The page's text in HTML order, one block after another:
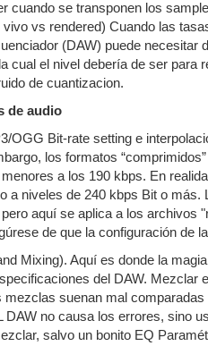
cuando se transponen los
vs rendered) Cuando las
(DAW) puede
cual el nivel debería de ser
de cuantizacion.
de audio
OGG Bit-rate setting e
los formatos
a los 190 kbps. En
a niveles de 240 kbps Bit o
aquí se aplica a los archivos
de que la configuración de
Mixing). Aquí es donde la
del DAW. Mezclar
suenan mal
no causa los errores, sino
salvo un bonito EQ